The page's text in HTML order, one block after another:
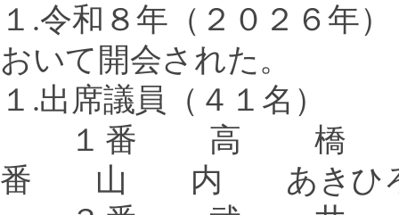
１ .令和８年（２０２６年
おいて開会された。
１ .出席議員（４１名）
１番 高
番 山 内 あきひ